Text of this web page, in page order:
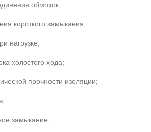
обмоток;
короткого замыкания;
нагрузке;
холостого хода;
прочности изоляции;
замыкание;